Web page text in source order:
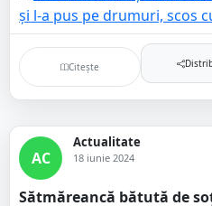
Citește
AC
Actualitate
18 iunie 2024
Sătmăreancă bătută de